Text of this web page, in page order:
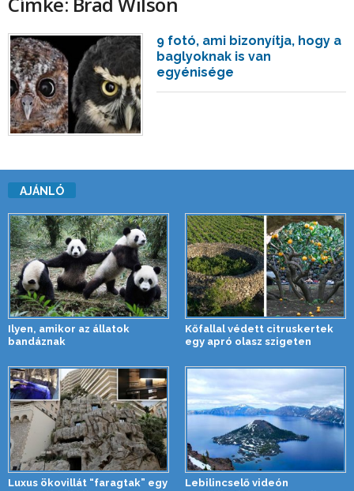
9 fotó, ami bizonyítja, hogy a
baglyoknak is van
egyénisége
AJÁNLÓ
Ilyen, amikor az állatok
bandáznak
Kőfallal védett citruskertek
egy apró olasz szigeten
Luxus ökovillát “faragtak” egy
Lebilincselő videón